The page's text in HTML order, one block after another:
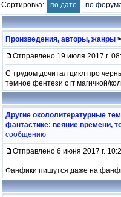
Сортировка: по дате по
Произведения, авторы, жанры >
Отправлено 19 июля 2017 г.
С трудом дочитал цикл про
темное фентези с гг магичкой/
Другие окололитературные
фантастике: веяние времени,
сообщению
Отправлено 6 июня 2017 г.
Фанфики пишутся даже на